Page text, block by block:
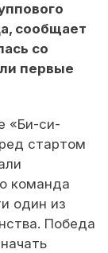
сообщает
со
первые
«Би-си-
стартом
команда
один из
Победа